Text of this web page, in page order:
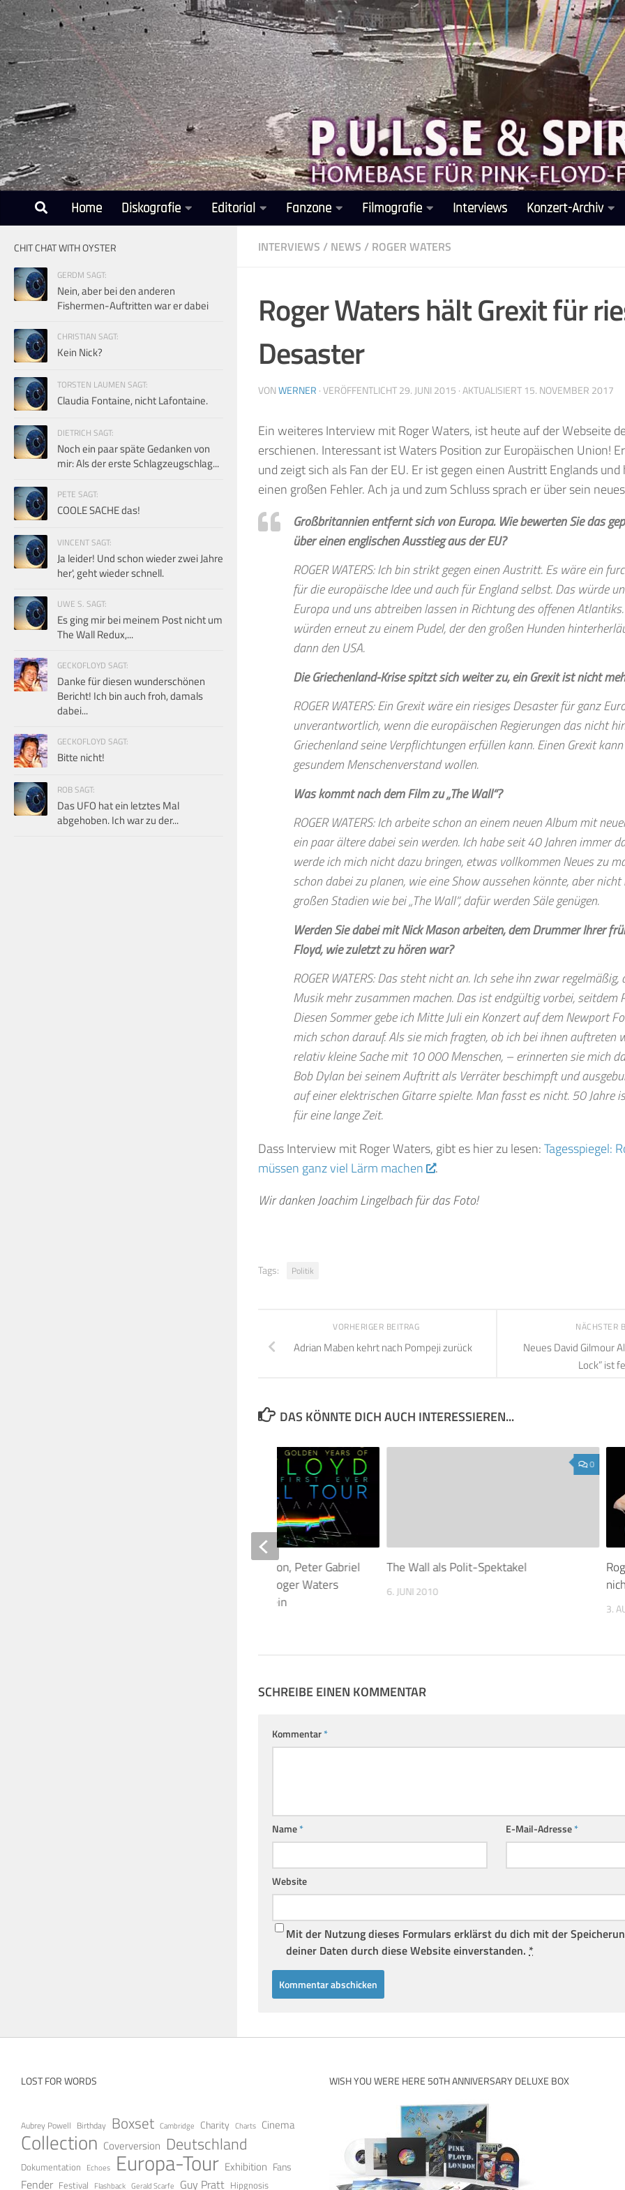
Unter dem Inhalt
Home Diskografie Editorial Fanzone Filmografie Interviews Konzert-Archiv
INTERVIEWS / NEWS / ROGER WATERS
Roger Waters hält Grexit für
Desaster
VONWERNER · VERÖFFENTLICHT29. JUNI 2015 · AKTUALISIERT 15. NOVEMBER 2017
Ein weiteres Interview mit Roger Waters, ist heute auf der Webseite
erschienen. Interessant ist Waters Position zur Europäischen Union!
und zeigt sich als Fan der EU. Er ist gegen einen Austritt Englands
einen großen Fehler. Ach ja und zum Schluss sprach er über sein
Großbritannien entfernt sich von Europa. Wie bewerten Sie das
über einen englischen Ausstieg aus der EU?
ROGER WATERS: Ich bin strikt gegen einen Austritt. Es wäre ein
für die europäische Idee und auch für England selbst. Das würde
Europa und uns abtreiben lassen in Richtung des offenen
würden erneut zu einem Pudel, der den großen Hunden
dann den USA.
Die Griechenland-Krise spitzt sich weiter zu, ein Grexit ist nicht
ROGER WATERS: Ein Grexit wäre ein riesiges Desaster für ganz
unverantwortlich, wenn die europäischen Regierungen das nicht
Griechenland seine Verpflichtungen erfüllen kann. Einen Grexit
gesundem Menschenverstand wollen.
Was kommt nach dem Film zu „The Wall“?
ROGER WATERS: Ich arbeite schon an einem neuen Album mit
ein paar ältere dabei sein werden. Ich habe seit 40 Jahren immer
werde ich mich nicht dazu bringen, etwas vollkommen Neues zu
schon dabei zu planen, wie eine Show aussehen könnte, aber
großen Stadien wie bei „The Wall“, dafür werden Säle genügen.
Werden Sie dabei mit Nick Mason arbeiten, dem Drummer Ihrer
Floyd, wie zuletzt zu hören war?
ROGER WATERS: Das steht nicht an. Ich sehe ihn zwar
Musik mehr zusammen machen. Das ist endgültig vorbei, seitdem
Diesen Sommer gebe ich Mitte Juli ein Konzert auf dem Newport
mich schon darauf. Als sie mich fragten, ob ich bei ihnen auftreten
relativ kleine Sache mit 10 000 Menschen, – erinnerten sie mich
Bob Dylan bei seinem Auftritt als Verräter beschimpft und
auf einer elektrischen Gitarre spielte. Man fasst es nicht. 50 Jahre
für eine lange Zeit.
Dass Interview mit Roger Waters, gibt es hier zu lesen:Tagesspiegel:
müssen ganz viel Lärm machen
.
Wir danken Joachim Lingelbach für das Foto!
Tags: Politik
NÄCHSTER
Neues David Gilmour
Lock” ist
VORHERIGER BEITRAG
Adrian Maben kehrt nach Pompeji zurück
DAS KÖNNTE DICH AUCH INTERESSIEREN...
0
The Wall als Polit-Spektakel
6. JUNI 2010
3.
Nick Mason, Eric Clapton, Peter Gabriel
& co setzen sich für Roger Waters
Konzert in Frankfurt ein
SCHREIBE EINEN KOMMENTAR
Kommentar*
Name* E-Mail-Adresse*
Website
Mit der Nutzung dieses Formulars erklärst du dich mit der
deiner Daten durch diese Website einverstanden. *
CHIT CHAT WITH OYSTER
GERDM SAGT:
Nein, aber bei den anderen
Fishermen-Auftritten war er dabei
CHRISTIAN SAGT:
Kein Nick?
TORSTEN LAUMEN SAGT:
Claudia Fontaine, nicht Lafontaine.
DIETRICH SAGT:
Noch ein paar späte Gedanken von
mir: Als der erste Schlagzeugschlag...
PETE SAGT:
COOLE SACHE das!
VINCENT SAGT:
Ja leider! Und schon wieder zwei Jahre
her', geht wieder schnell.
UWE S. SAGT:
Es ging mir bei meinem Post nicht um
The Wall Redux,...
GECKOFLOYD SAGT:
Danke für diesen wunderschönen
Bericht! Ich bin auch froh, damals
dabei...
GECKOFLOYD SAGT:
Bitte nicht!
ROB SAGT:
Das UFO hat ein letztes Mal
abgehoben. Ich war zu der...
LOST FOR WORDS
Aubrey Powell Birthday Boxset Cambridge Charity Charts Cinema
Collection Coverversion Deutschland
Dokumentation Echoes Europa-Tour Exhibition Fans
Fender Festival Flashback Gerald Scarfe Guy Pratt Hipgnosis
WISH YOU WERE HERE 50TH ANNIVERSARY DELUXE BOX